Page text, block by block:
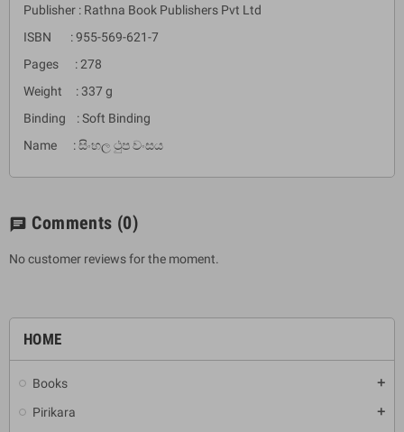
HOME
Books add
Pirikara add
Publisher : Rathna Book Publishers Pvt Ltd
ISBN : 955-569-621-7
Pages : 278
Weight : 337 g
Binding : Soft Binding
Name : සිංහල ථුප වංසය
chat Comments (0)
No customer reviews for the moment.